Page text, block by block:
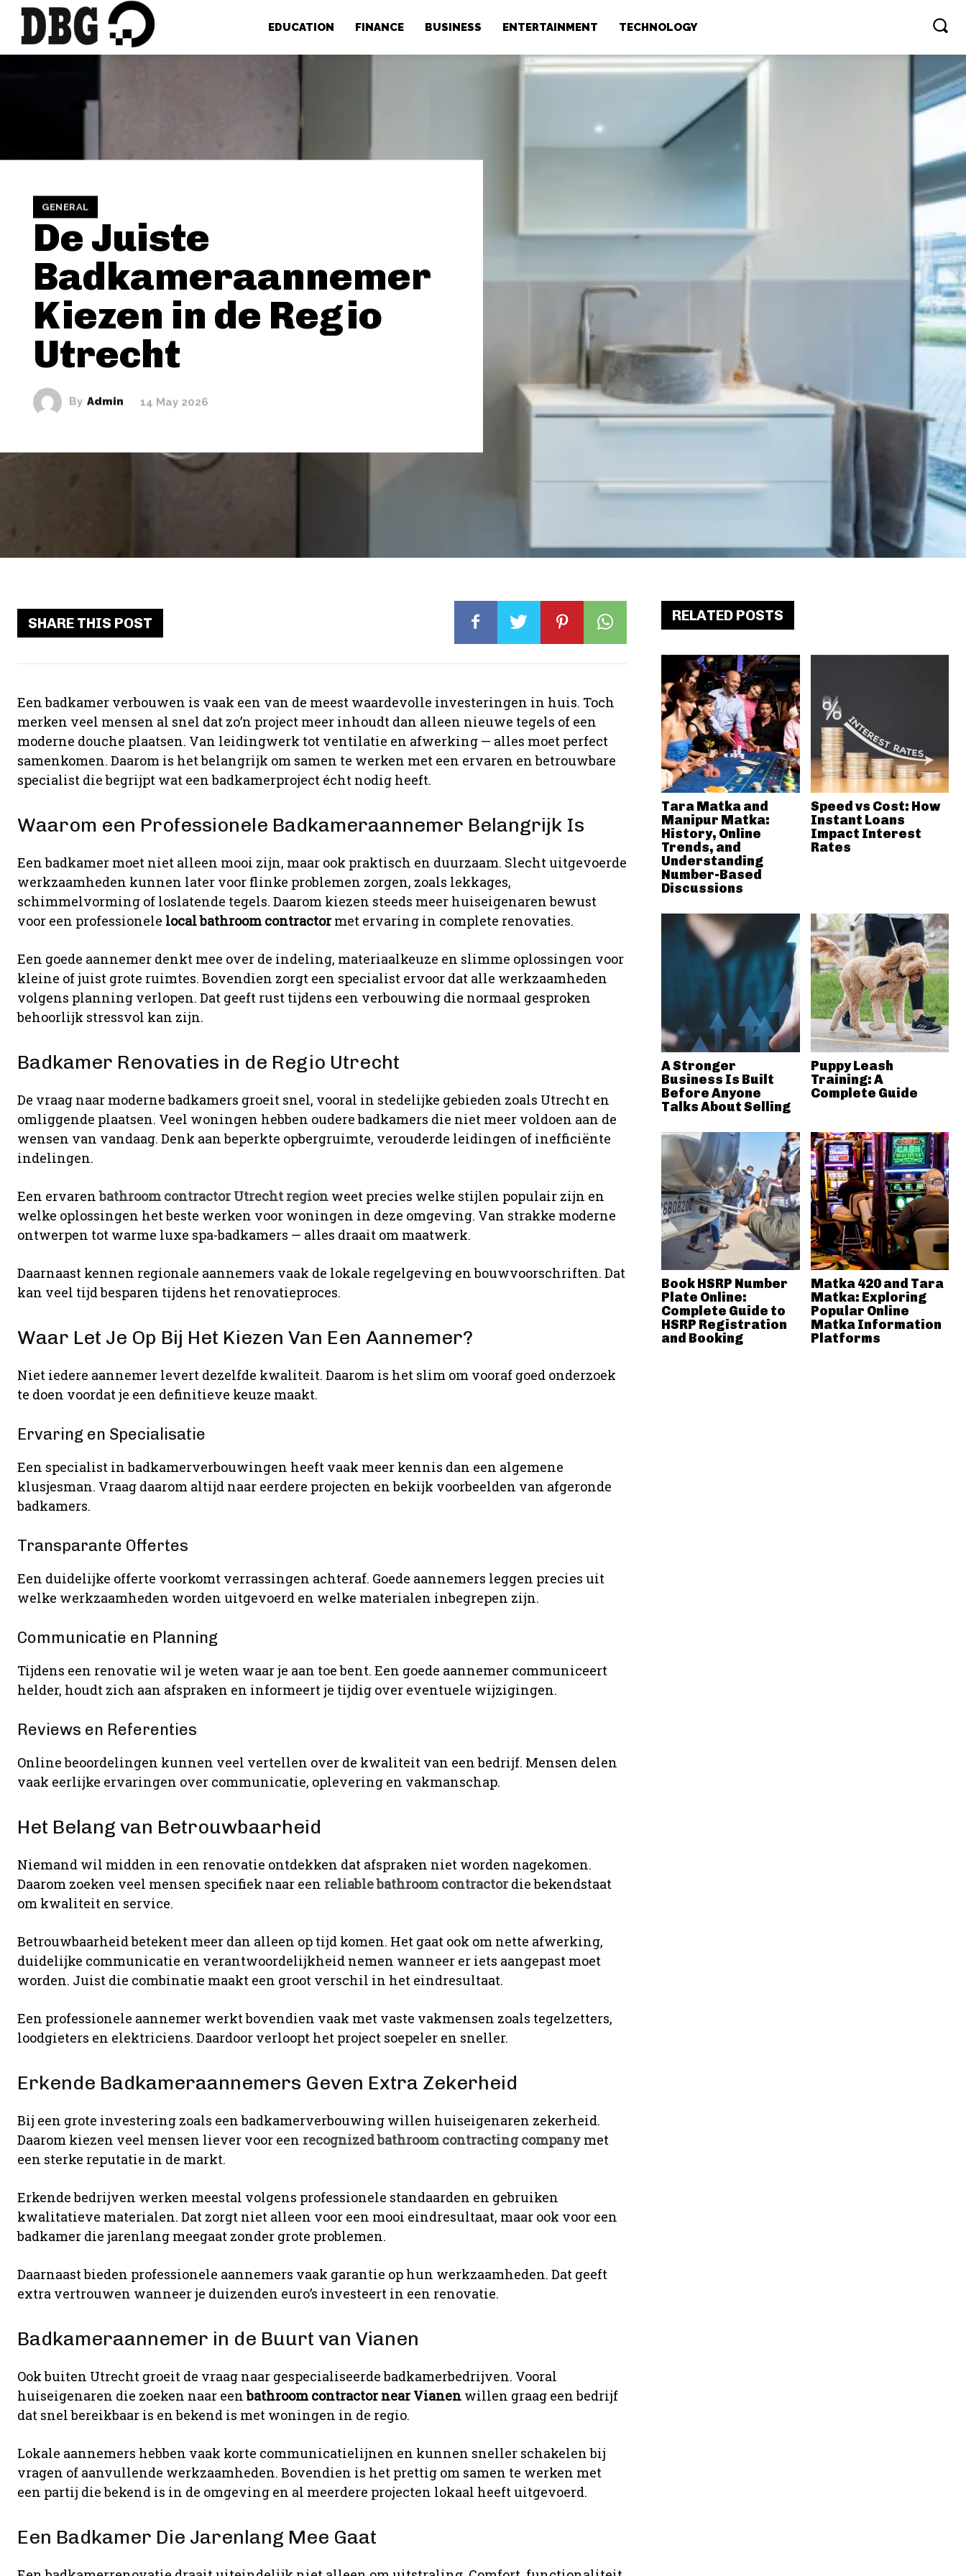
EDUCATION FINANCE BUSINESS ENTERTAINMENT TECHNOLOGY
GENERAL
De Juiste
Badkameraannemer
Kiezen in de Regio
Utrecht
By Admin 14 May 2026
SHARE THIS POST
Een badkamer verbouwen is vaak een van de meest waardevolle investeringen in huis. Toch
merken veel mensen al snel dat zo’n project meer inhoudt dan alleen nieuwe tegels of een
moderne douche plaatsen. Van leidingwerk tot ventilatie en afwerking — alles moet perfect
samenkomen. Daarom is het belangrijk om samen te werken met een ervaren en betrouwbare
specialist die begrijpt wat een badkamerproject écht nodig heeft.
Waarom een Professionele Badkameraannemer Belangrijk Is
Een badkamer moet niet alleen mooi zijn, maar ook praktisch en duurzaam. Slecht uitgevoerde
werkzaamheden kunnen later voor flinke problemen zorgen, zoals lekkages,
schimmelvorming of loslatende tegels. Daarom kiezen steeds meer huiseigenaren bewust
voor een professionele local bathroom contractormet ervaring in complete renovaties.
Een goede aannemer denkt mee over de indeling, materiaalkeuze en slimme oplossingen voor
kleine of juist grote ruimtes. Bovendien zorgt een specialist ervoor dat alle werkzaamheden
volgens planning verlopen. Dat geeft rust tijdens een verbouwing die normaal gesproken
behoorlijk stressvol kan zijn.
Badkamer Renovaties in de Regio Utrecht
De vraag naar moderne badkamers groeit snel, vooral in stedelijke gebieden zoals Utrecht en
omliggende plaatsen. Veel woningen hebben oudere badkamers die niet meer voldoen aan de
wensen van vandaag. Denk aan beperkte opbergruimte, verouderde leidingen of inefficiënte
indelingen.
Een ervarenbathroom contractor Utrecht region weet precies welke stijlen populair zijn en
welke oplossingen het beste werken voor woningen in deze omgeving. Van strakke moderne
ontwerpen tot warme luxe spa-badkamers — alles draait om maatwerk.
Daarnaast kennen regionale aannemers vaak de lokale regelgeving en bouwvoorschriften. Dat
kan veel tijd besparen tijdens het renovatieproces.
Waar Let Je Op Bij Het Kiezen Van Een Aannemer?
Niet iedere aannemer levert dezelfde kwaliteit. Daarom is het slim om vooraf goed onderzoek
te doen voordat je een definitieve keuze maakt.
Ervaring en Specialisatie
Een specialist in badkamerverbouwingen heeft vaak meer kennis dan een algemene
klusjesman. Vraag daarom altijd naar eerdere projecten en bekijk voorbeelden van afgeronde
badkamers.
Transparante Offertes
Een duidelijke offerte voorkomt verrassingen achteraf. Goede aannemers leggen precies uit
welke werkzaamheden worden uitgevoerd en welke materialen inbegrepen zijn.
Communicatie en Planning
Tijdens een renovatie wil je weten waar je aan toe bent. Een goede aannemer communiceert
helder, houdt zich aan afspraken en informeert je tijdig over eventuele wijzigingen.
Reviews en Referenties
Online beoordelingen kunnen veel vertellen over de kwaliteit van een bedrijf. Mensen delen
vaak eerlijke ervaringen over communicatie, oplevering en vakmanschap.
Het Belang van Betrouwbaarheid
Niemand wil midden in een renovatie ontdekken dat afspraken niet worden nagekomen.
Daarom zoeken veel mensen specifiek naar een reliable bathroom contractordie bekendstaat
om kwaliteit en service.
Betrouwbaarheid betekent meer dan alleen op tijd komen. Het gaat ook om nette afwerking,
duidelijke communicatie en verantwoordelijkheid nemen wanneer er iets aangepast moet
worden. Juist die combinatie maakt een groot verschil in het eindresultaat.
Een professionele aannemer werkt bovendien vaak met vaste vakmensen zoals tegelzetters,
loodgieters en elektriciens. Daardoor verloopt het project soepeler en sneller.
Erkende Badkameraannemers Geven Extra Zekerheid
Bij een grote investering zoals een badkamerverbouwing willen huiseigenaren zekerheid.
Daarom kiezen veel mensen liever voor een recognized bathroom contracting company met
een sterke reputatie in de markt.
Erkende bedrijven werken meestal volgens professionele standaarden en gebruiken
kwalitatieve materialen. Dat zorgt niet alleen voor een mooi eindresultaat, maar ook voor een
badkamer die jarenlang meegaat zonder grote problemen.
Daarnaast bieden professionele aannemers vaak garantie op hun werkzaamheden. Dat geeft
extra vertrouwen wanneer je duizenden euro’s investeert in een renovatie.
Badkameraannemer in de Buurt van Vianen
Ook buiten Utrecht groeit de vraag naar gespecialiseerde badkamerbedrijven. Vooral
huiseigenaren die zoeken naar eenbathroom contractor near Vianen willen graag een bedrijf
dat snel bereikbaar is en bekend is met woningen in de regio.
Lokale aannemers hebben vaak korte communicatielijnen en kunnen sneller schakelen bij
vragen of aanvullende werkzaamheden. Bovendien is het prettig om samen te werken met
een partij die bekend is in de omgeving en al meerdere projecten lokaal heeft uitgevoerd.
Een Badkamer Die Jarenlang Mee Gaat
RELATED POSTS
Tara Matka and
Manipur Matka:
History, Online
Trends, and
Understanding
Number-Based
Discussions
Speed vs Cost: How
Instant Loans
Impact Interest
Rates
A Stronger
Business Is Built
Before Anyone
Talks About Selling
Puppy Leash
Training: A
Complete Guide
Book HSRP Number
Plate Online:
Complete Guide to
HSRP Registration
and Booking
Matka 420 and Tara
Matka: Exploring
Popular Online
Matka Information
Platforms